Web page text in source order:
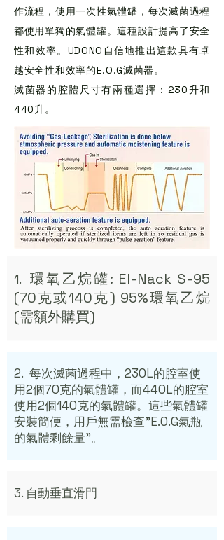
作流程，使用一次性氣體罐，每次滅菌過程
都使用單獨的氣體罐。這種設計提高了安全
性和效率。UDONO自信地推出這款具有卓
越安全性和效率的E.O.G滅菌器。
滅菌器的腔體尺寸有兩種選擇：230升和
440升。
1.環氧乙烷罐: El-Nack S-95
(70克或140克) 95%環氧乙烷
(需額外購買)
2. 每次滅菌過程中，230L的腔室使
用2個70克的氣體罐，而440L的腔室
使用2個140克的氣體罐。這些氣體罐
安裝簡便，用戶無需檢查"E.O.G氣瓶
的氣體剩餘量"。
3. 自動垂直滑門